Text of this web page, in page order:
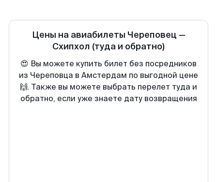
Цены на авиабилеты Череповец —
Схипхол (туда и обратно)
😍 Вы можете купить билет без посредников
из Череповца в Амстердам по выгодной цене
🙌. Также вы можете выбрать перелет туда и
обратно, если уже знаете дату возвращения